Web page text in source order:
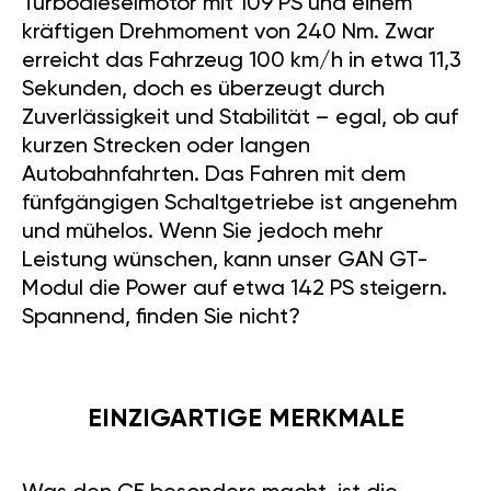
Turbodieselmotor mit 109 PS und einem
kräftigen Drehmoment von 240 Nm. Zwar
erreicht das Fahrzeug 100 km/h in etwa 11,3
Sekunden, doch es überzeugt durch
Zuverlässigkeit und Stabilität – egal, ob auf
kurzen Strecken oder langen
Autobahnfahrten. Das Fahren mit dem
fünfgängigen Schaltgetriebe ist angenehm
und mühelos. Wenn Sie jedoch mehr
Leistung wünschen, kann unser GAN GT-
Modul die Power auf etwa 142 PS steigern.
Spannend, finden Sie nicht?
EINZIGARTIGE MERKMALE